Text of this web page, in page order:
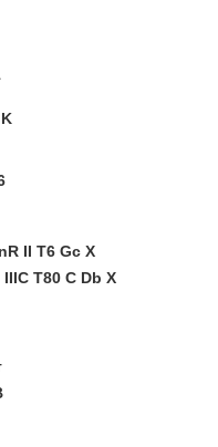
II T6 Gc X
IIIC T80 С Db X